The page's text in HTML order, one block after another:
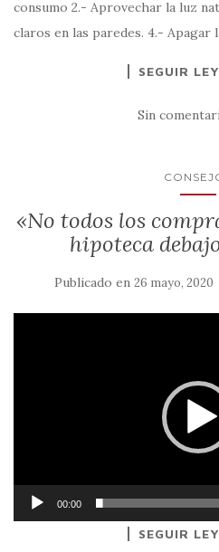
consumo 2.- Aprovechar la luz
claros en las paredes. 4.- Apagar
SEGUIR
Sin
«No todos los
hipoteca
Publicado en 26 mayo, 2020
00:00
SEGUIR